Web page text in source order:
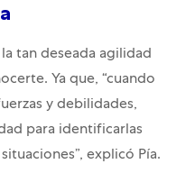
tan deseada agilidad
Ya que, “cuando
y debilidades,
para identificarlas
explicó Pía.